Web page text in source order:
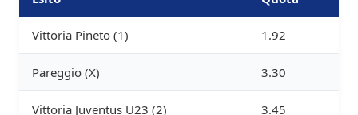
Vittoria Pineto (1) 1.92
Pareggio (X) 3.30
Vittoria Juventus U23 (2) 3.45